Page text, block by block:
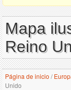
Mapa
Reino
Página de inicio /
Unido